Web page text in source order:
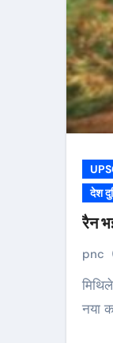
देश
रैन
pnc
मिथिलेश्वर की नई कहानी संग्रह “रैन भई चहुं देस” मेरा
नया